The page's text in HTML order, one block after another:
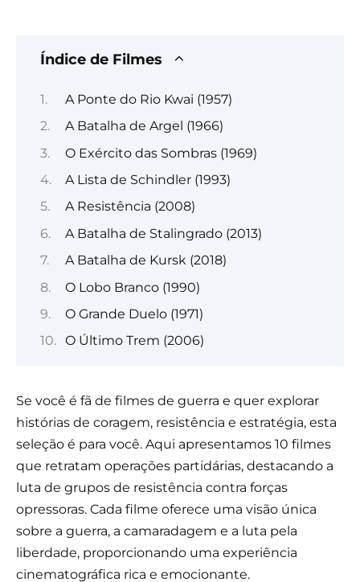
Índice de Filmes
A Ponte do Rio Kwai (1957)
A Batalha de Argel (1966)
O Exército das Sombras (1969)
A Lista de Schindler (1993)
A Resistência (2008)
A Batalha de Stalingrado (2013)
A Batalha de Kursk (2018)
O Lobo Branco (1990)
O Grande Duelo (1971)
O Último Trem (2006)
Se você é fã de filmes de guerra e quer explorar
histórias de coragem, resistência e estratégia, esta
seleção é para você. Aqui apresentamos 10 filmes
que retratam operações partidárias, destacando a
luta de grupos de resistência contra forças
opressoras. Cada filme oferece uma visão única
sobre a guerra, a camaradagem e a luta pela
liberdade, proporcionando uma experiência
cinematográfica rica e emocionante.